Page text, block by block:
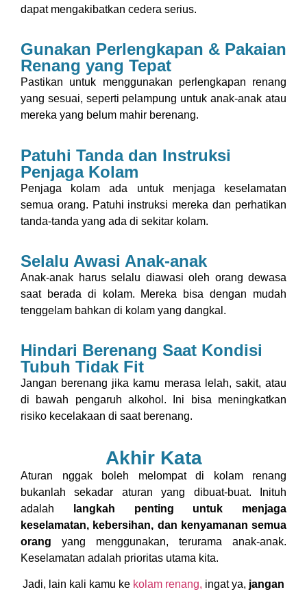
dapat mengakibatkan cedera serius.
Gunakan Perlengkapan & Pakaian
Renang yang Tepat
Pastikan untuk menggunakan perlengkapan renang
yang sesuai, seperti pelampung untuk anak-anak atau
mereka yang belum mahir berenang.
Patuhi Tanda dan Instruksi
Penjaga Kolam
Penjaga kolam ada untuk menjaga keselamatan
semua orang. Patuhi instruksi mereka dan perhatikan
tanda-tanda yang ada di sekitar kolam.
Selalu Awasi Anak-anak
Anak-anak harus selalu diawasi oleh orang dewasa
saat berada di kolam. Mereka bisa dengan mudah
tenggelam bahkan di kolam yang dangkal.
Hindari Berenang Saat Kondisi
Tubuh Tidak Fit
Jangan berenang jika kamu merasa lelah, sakit, atau
di bawah pengaruh alkohol. Ini bisa meningkatkan
risiko kecelakaan di saat berenang.
Akhir Kata
Aturan nggak boleh melompat di kolam renang
bukanlah sekadar aturan yang dibuat-buat. Inituh
adalah langkah penting untuk menjaga
keselamatan, kebersihan, dan kenyamanan semua
orang yang menggunakan, terurama anak-anak.
Keselamatan adalah prioritas utama kita.
Jadi, lain kali kamu ke kolam renang, ingat ya, jangan